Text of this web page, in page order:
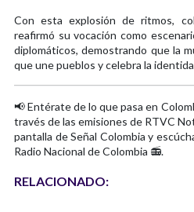
Con esta explosión de ritmos,
reafirmó su vocación como
diplomáticos, demostrando que la
que une pueblos y celebra la
📢 Entérate de lo que pasa en
través de las emisiones de RTVC
pantalla de Señal Colombia y
Radio Nacional de Colombia 📻.
RELACIONADO: